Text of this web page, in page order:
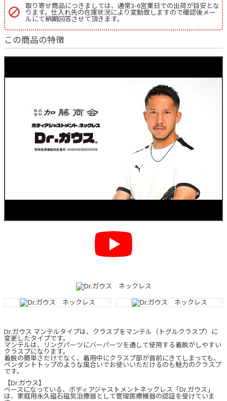
取り寄せ商品につきましては、通常3-6営業日での出荷が目安とな
ります。仕入れ先の在庫状況により変動致しますので確認後メー
ルにて納期回答させて頂きます。
この商品の特徴
Dr.ガウス マンテルタイプは、クラスプをマンテル（トグルクラスプ）に
変更したタイプです。
マンテルは、リングパーツにバーパーツを通して使用する着脱がしやすい
クラスプになります。
着脱の簡単さだけでなく、着用中にクラスプ部が首前にきてしまっても、
ペンダントトップのような風合いでお使いいただけるのも魅力のクラスプ
です。
【Dr.ガウス】
ベースになっている、ボディアジャストメントネックレス「Dr.ガウス」
は、家庭用永久磁石磁気治療器として管理医療機器の認証を受けていま